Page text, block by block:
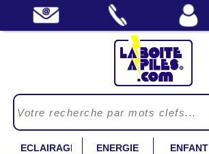
ECLAIRAGE ENERGIE ENFANT